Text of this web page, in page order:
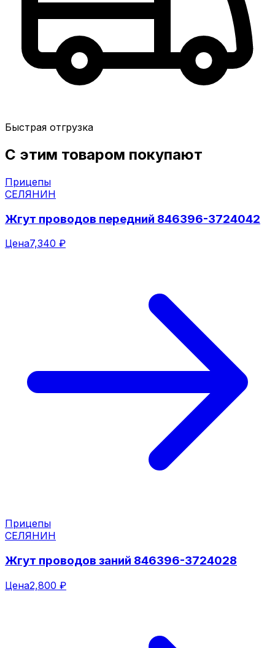
Быстрая отгрузка
С этим товаром покупают
Прицепы
СЕЛЯНИН
Жгут проводов передний 846396-3724042
Цена7,340 ₽
Прицепы
СЕЛЯНИН
Жгут проводов заний 846396-3724028
Цена2,800 ₽